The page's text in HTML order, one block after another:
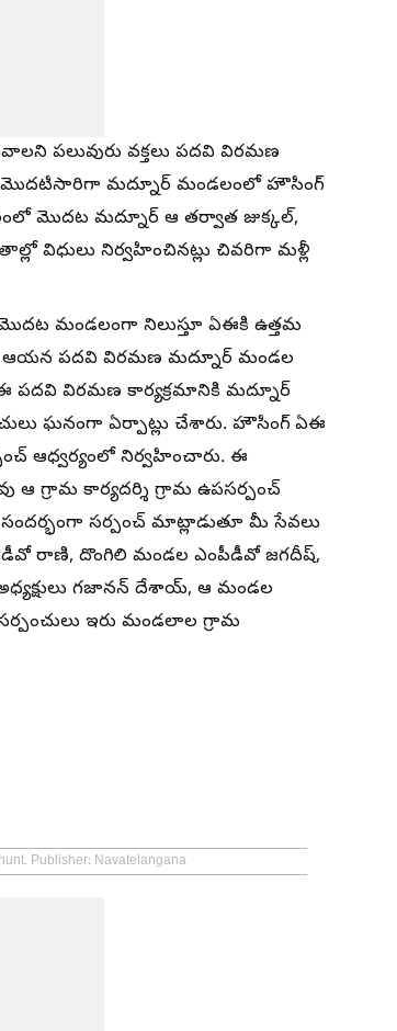
పలువురు వక్తలు పదవి విరమణ
మద్నూర్ మండలంలో హౌసింగ్
మొదట మద్నూర్ ఆ తర్వాత జుక్కల్,
విధులు నిర్వహించినట్లు చివరిగా మళ్లీ
మండలంగా నిలుస్తూ ఏఈకి ఉత్తమ
ఆయన పదవి విరమణ మద్నూర్ మండల
పదవి విరమణ కార్యక్రమానికి మద్నూర్
ఘనంగా ఏర్పాట్లు చేశారు. హౌసింగ్ ఏఈ
ఆధ్వర్యంలో నిర్వహించారు. ఈ
ఆ గ్రామ కార్యదర్శి గ్రామ ఉపసర్పంచ్
సర్పంచ్ మాట్లాడుతూ మీ సేవలు
రాణి, దొంగిలి మండల ఎంపీడీవో జగదీష్,
గజానన్ దేశాయ్, ఆ మండల
ఇరు మండలాల గ్రామ
Publisher: Navatelangana